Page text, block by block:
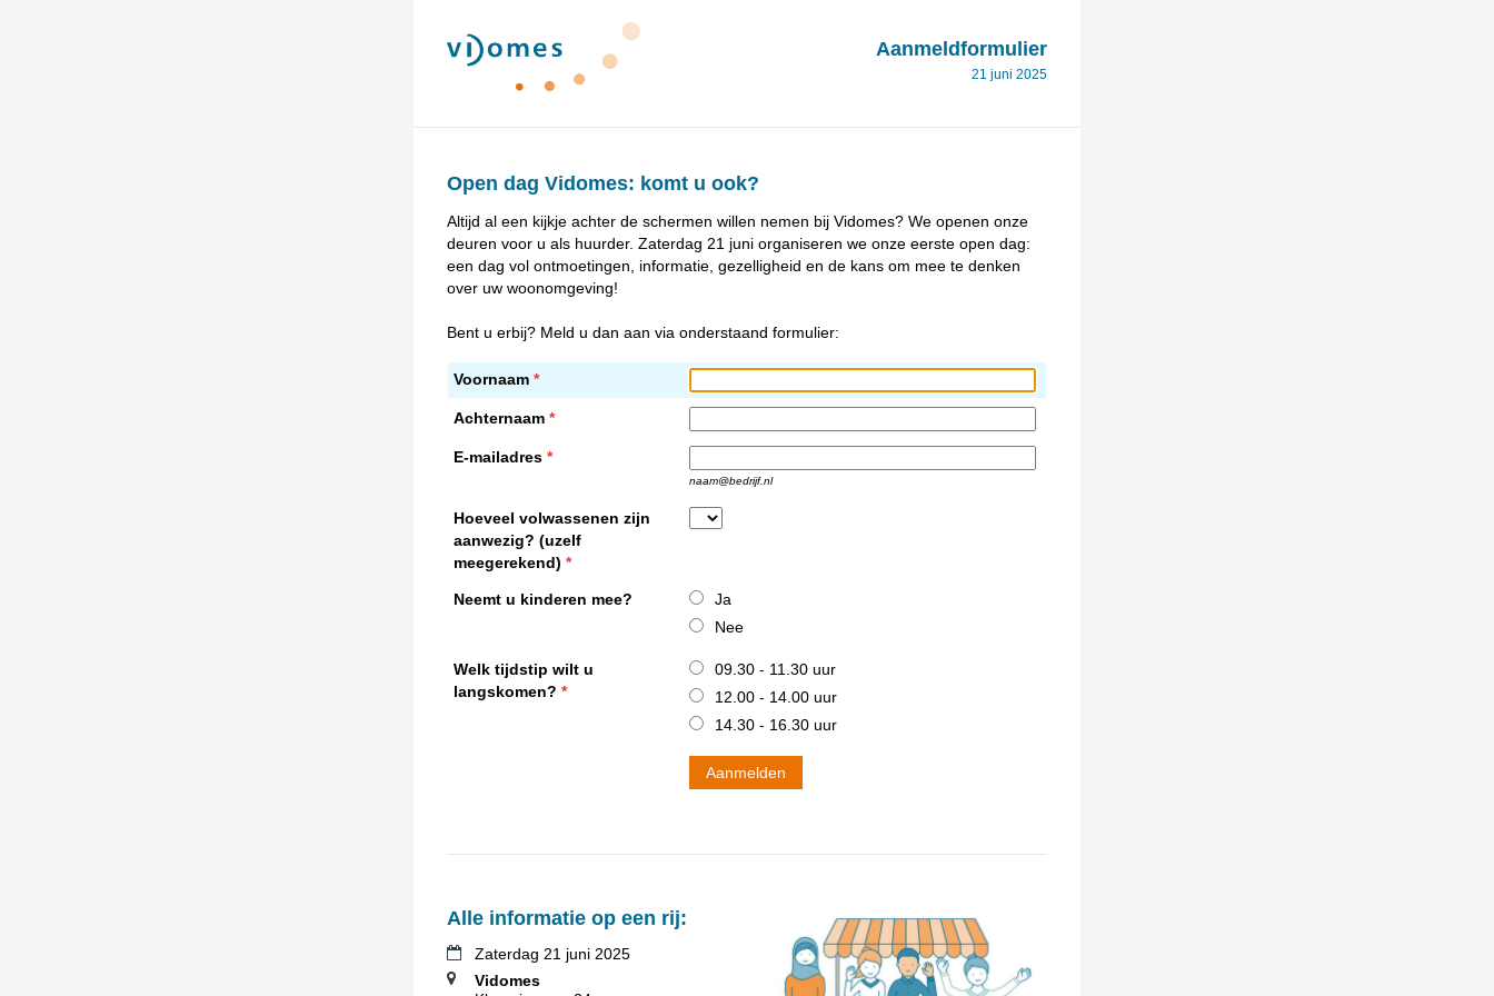
Aanmeldformulier
21 juni 2025
Open dag Vidomes: komt u ook?
Altijd al een kijkje achter de schermen willen nemen bij Vidomes? We openen onze
deuren voor u als huurder. Zaterdag 21 juni organiseren we onze eerste open dag:
een dag vol ontmoetingen, informatie, gezelligheid en de kans om mee te denken
over uw woonomgeving!
Bent u erbij? Meld u dan aan via onderstaand formulier:
Voornaam *
Achternaam *
E-mailadres *
naam@bedrijf.nl
Hoeveel volwassenen zijn
aanwezig? (uzelf
meegerekend) *
Neemt u kinderen mee?
Ja
Nee
Welk tijdstip wilt u
langskomen? *
09.30 - 11.30 uur
12.00 - 14.00 uur
14.30 - 16.30 uur
Alle informatie op een rij:
Zaterdag 21 juni 2025
Vidomes